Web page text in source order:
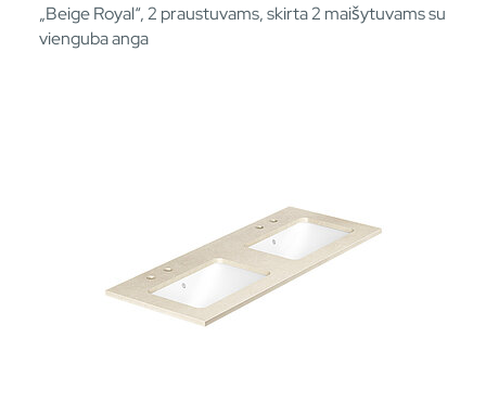
„Beige Royal“, 2 praustuvams, skirta 2 maišytuvams su
vienguba anga